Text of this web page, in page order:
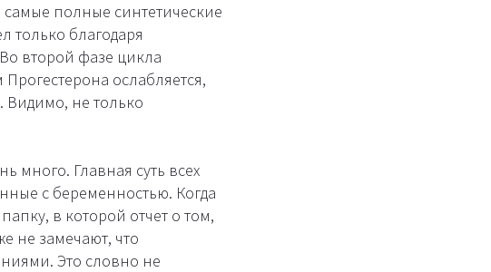
самые полные синтетические
только благодаря
второй фазе цикла
ослабляется,
не только
много. Главная суть всех
с беременностью. Когда
в которой отчет о том,
не замечают, что
Это словно не